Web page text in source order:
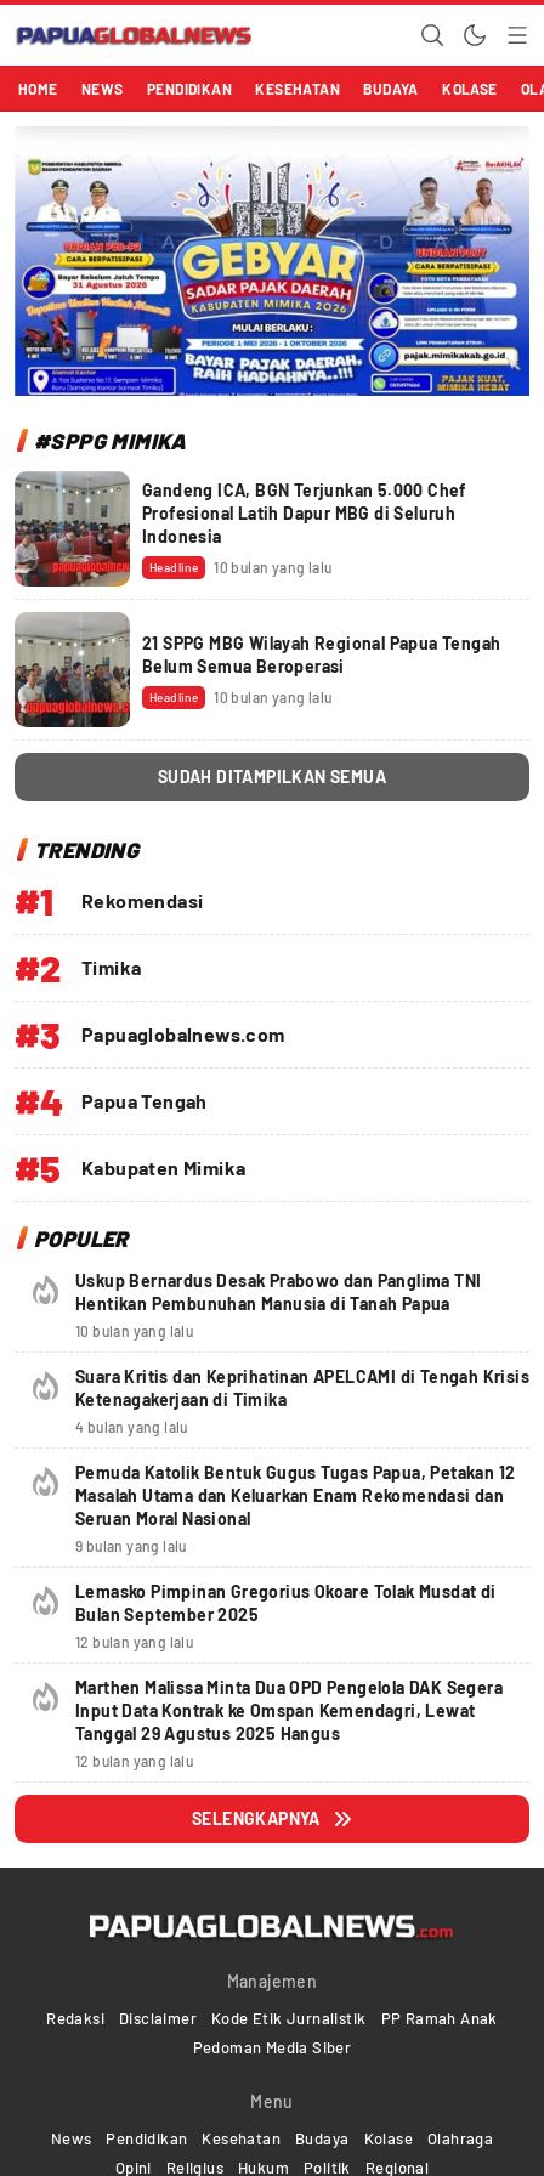
Papuaglobalnews.com
Menulis Fakta dengan Hati Bening
HOME NEWS PENDIDIKAN KESEHATAN BUDAYA KOLASE
#SPPG MIMIKA
Gandeng ICA, BGN Terjunkan 5.000 Chef
Profesional Latih Dapur MBG di Seluruh
Indonesia
Headline 10 bulan yang lalu
21 SPPG MBG Wilayah Regional Papua Tengah
Belum Semua Beroperasi
Headline 10 bulan yang lalu
SUDAH DITAMPILKAN SEMUA
TRENDING
#1 Rekomendasi
#2 Timika
#3 Papuaglobalnews.com
#4 Papua Tengah
#5 Kabupaten Mimika
POPULER
Uskup Bernardus Desak Prabowo dan Panglima TNI
Hentikan Pembunuhan Manusia di Tanah Papua
10 bulan yang lalu
Suara Kritis dan Keprihatinan APELCAMI di Tengah Krisis
Ketenagakerjaan di Timika
4 bulan yang lalu
Pemuda Katolik Bentuk Gugus Tugas Papua, Petakan 12
Masalah Utama dan Keluarkan Enam Rekomendasi dan
Seruan Moral Nasional
9 bulan yang lalu
Lemasko Pimpinan Gregorius Okoare Tolak Musdat di
Bulan September 2025
12 bulan yang lalu
Marthen Malissa Minta Dua OPD Pengelola DAK Segera
Input Data Kontrak ke Omspan Kemendagri, Lewat
Tanggal 29 Agustus 2025 Hangus
12 bulan yang lalu
SELENGKAPNYA
Manajemen
Redaksi Disclaimer Kode Etik Jurnalistik
PP Ramah Anak
Pedoman Media Siber
Menu
News Pendidikan Kesehatan Budaya Kolase
Olahraga
Opini
Religius Hukum Politik Regional